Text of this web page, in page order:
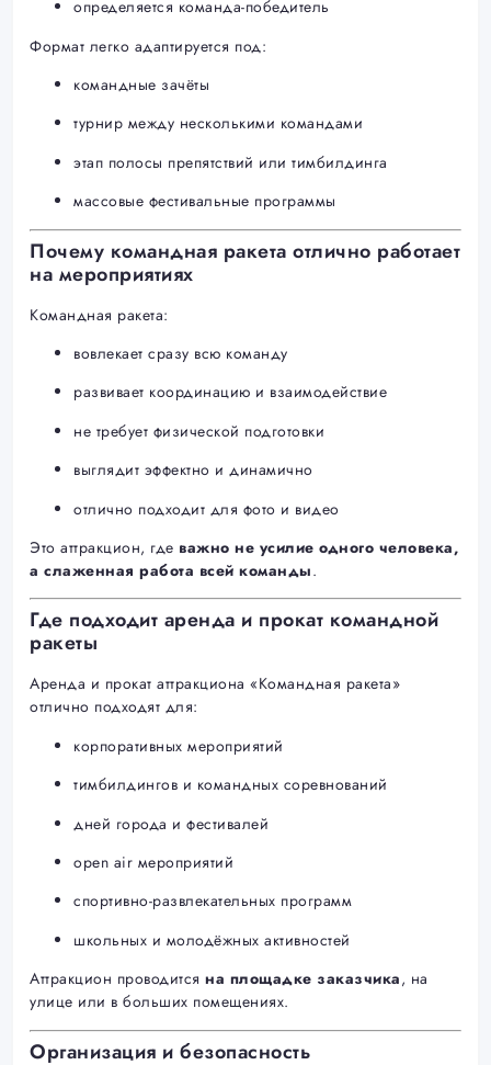
определяется команда-победитель
Формат легко адаптируется под:
командные зачёты
турнир между несколькими командами
этап полосы препятствий или тимбилдинга
массовые фестивальные программы
Почему командная ракета отлично работает
на мероприятиях
Командная ракета:
вовлекает сразу всю команду
развивает координацию и взаимодействие
не требует физической подготовки
выглядит эффектно и динамично
отлично подходит для фото и видео
Это аттракцион, где важно не усилие одного человека,
а слаженная работа всей команды.
Где подходит аренда и прокат командной
ракеты
Аренда и прокат аттракциона «Командная ракета»
отлично подходят для:
корпоративных мероприятий
тимбилдингов и командных соревнований
дней города и фестивалей
open air мероприятий
спортивно-развлекательных программ
школьных и молодёжных активностей
Аттракцион проводится на площадке заказчика, на
улице или в больших помещениях.
Организация и безопасность